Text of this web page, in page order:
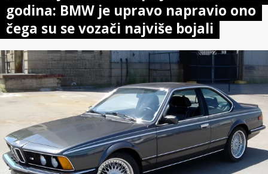
godina: BMW je upravo napravio ono
čega su se vozači najviše bojali